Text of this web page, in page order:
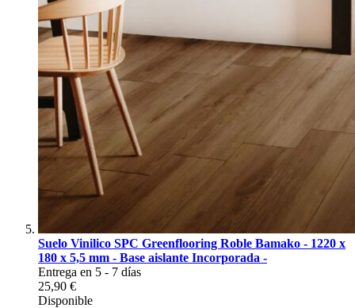
Suelo Vinilico SPC Greenflooring Roble Bamako - 1220 x
180 x 5,5 mm - Base aislante Incorporada -
Entrega en 5 - 7 días
25,90 €
Disponible